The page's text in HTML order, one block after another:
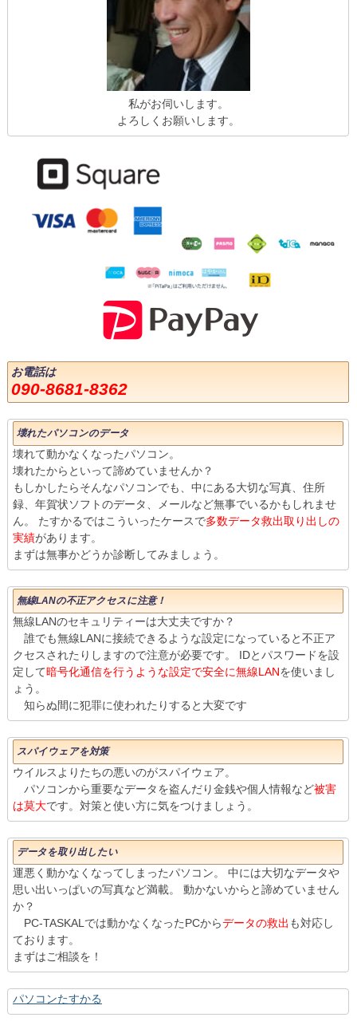
私がお伺いします。
よろしくお願いします。
お電話は
090-8681-8362
壊れたパソコンのデータ
壊れて動かなくなったパソコン。
壊れたからといって諦めていませんか？
もしかしたらそんなパソコンでも、中にある大切な写真、住所
録、年賀状ソフトのデータ、メールなど無事でいるかもしれませ
ん。 たすかるではこういったケースで多数データ救出取り出しの
実績があります。
まずは無事かどうか診断してみましょう。
無線LANの不正アクセスに注意！
無線LANのセキュリティーは大丈夫ですか？
誰でも無線LANに接続できるような設定になっていると不正ア
クセスされたりしますので注意が必要です。 IDとパスワードを設
定して暗号化通信を行うような設定で安全に無線LANを使いまし
ょう。
知らぬ間に犯罪に使われたりすると大変です
スパイウェアを対策
ウイルスよりたちの悪いのがスパイウェア。
パソコンから重要なデータを盗んだり金銭や個人情報など被害
は莫大です。対策と使い方に気をつけましょう。
データを取り出したい
運悪く動かなくなってしまったパソコン。 中には大切なデータや
思い出いっぱいの写真など満載。 動かないからと諦めていません
か？
PC-TASKALでは動かなくなったPCからデータの救出 も対応し
ております。
まずはご相談を！
パソコンたすかる